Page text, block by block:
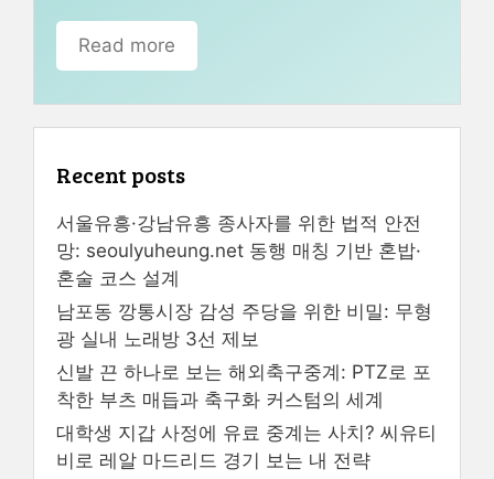
Read more
Recent posts
서울유흥·강남유흥 종사자를 위한 법적 안전
망: seoulyuheung.net 동행 매칭 기반 혼밥·
혼술 코스 설계
남포동 깡통시장 감성 주당을 위한 비밀: 무형
광 실내 노래방 3선 제보
신발 끈 하나로 보는 해외축구중계: PTZ로 포
착한 부츠 매듭과 축구화 커스텀의 세계
대학생 지갑 사정에 유료 중계는 사치? 씨유티
비로 레알 마드리드 경기 보는 내 전략